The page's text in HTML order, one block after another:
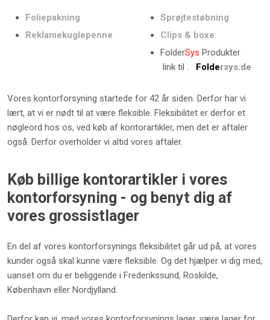
Foliepakning
Reklamekuglepenne
Sprøjtestøbning
Clips & boxe
FolderSys Produkter
link til . Foldersys.de
Vores kontorforsyning startede for 42 år siden. Derfor har vi
lært, at vi er nødt til at være fleksible. Fleksibilitet er derfor et
nøgleord hos os, ved køb af kontorartikler, men det er aftaler
også. Derfor overholder vi altid vores aftaler.
Køb billige kontorartikler i vores
kontorforsyning - og benyt dig af
vores grossistlager
​En del af vores kontorforsynings fleksibilitet går ud på, at vores
kunder også skal kunne være fleksible. Og det hjælper vi dig med,
uanset om du er beliggende i Frederikssund, Roskilde,
København eller Nordjylland.